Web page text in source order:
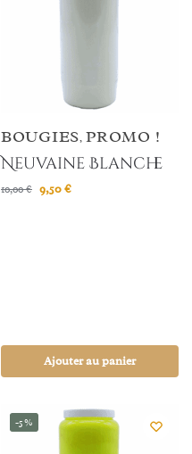
BOUGIES,PROMO !
Neuvaine Blanche
10,00€ 9,50€
Ajouter au panier
-5%